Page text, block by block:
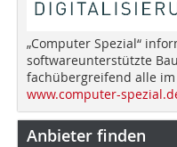
„Computer Spezial“
softwareunterstützte
fachübergreifend alle
www.computer-
Anbieter finden